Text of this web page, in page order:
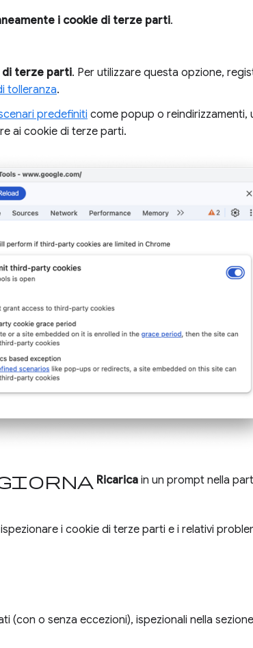
i cookie di terze parti.
di terze parti. Per utilizzare questa opzione,
tolleranza.
predefiniti come popup o reindirizzamenti,
ai cookie di terze parti.
Ricarica in un prompt nella
i cookie di terze parti e i relativi
(con o senza eccezioni), ispezionali nella sezione